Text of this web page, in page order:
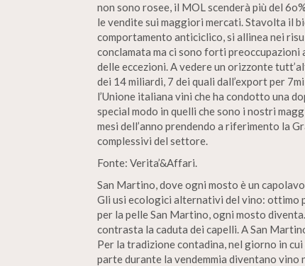
non sono rosee, il MOL scenderà più del
le vendite sui maggiori mercati. Stavolta il
comportamento anticiclico, si allinea nei
conclamata ma ci sono forti preoccupazioni
delle eccezioni. A vedere un orizzonte
dei 14 miliardi, 7 dei quali dall’export per
l’Unione italiana vini che ha condotto una
special modo in quelli che sono i nostri
mesi dell’anno prendendo a riferimento la
complessivi del settore.
Fonte: Verita’&Affari.
San Martino, dove ogni mosto è un
Gli usi ecologici alternativi del vino: ottimo
per la pelle San Martino, ogni mosto
contrasta la caduta dei capelli. A San
Per la tradizione contadina, nel giorno in
parte durante la vendemmia diventano